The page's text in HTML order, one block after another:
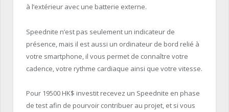
à l’extérieur avec une batterie externe.
Speednite n’est pas seulement un indicateur de
présence, mais il est aussi un ordinateur de bord relié à
votre smartphone, il vous permet de connaître votre
cadence, votre rythme cardiaque ainsi que votre vitesse.
Pour 19500 HK$ investit recevez un Speednite en phase
de test afin de pourvoir contribuer au projet, et si vous